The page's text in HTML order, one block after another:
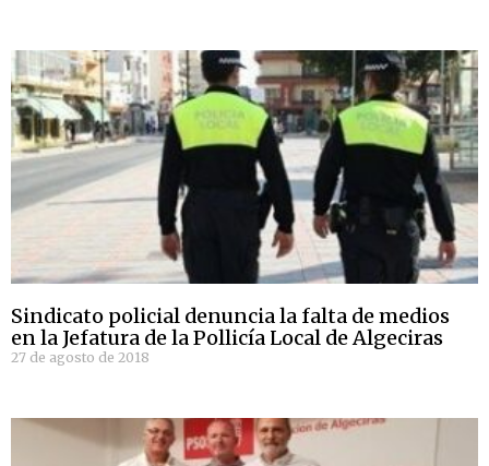
Sindicato policial denuncia la falta de medios
en la Jefatura de la Pollicía Local de Algeciras
27 de agosto de 2018